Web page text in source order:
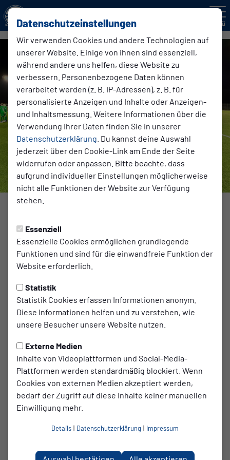
Datenschutzeinstellungen
Wir verwenden Cookies und andere Technologien auf
unserer Website. Einige von ihnen sind essenziell,
während andere uns helfen, diese Website zu
verbessern. Personenbezogene Daten können
verarbeitet werden (z. B. IP-Adressen), z. B. für
personalisierte Anzeigen und Inhalte oder Anzeigen-
und Inhaltsmessung. Weitere Informationen über die
Verwendung Ihrer Daten finden Sie in unserer
Datenschutzerklärung . Du kannst deine Auswahl
jederzeit über den Cookie-Link am Ende der Seite
widerrufen oder anpassen. Bitte beachte, dass
aufgrund individueller Einstellungen möglicherweise
nicht alle Funktionen der Website zur Verfügung
stehen.
Essenziell
Essenzielle Cookies ermöglichen grundlegende
Funktionen und sind für die einwandfreie Funktion der
Website erforderlich.
Statistik
Statistik Cookies erfassen Informationen anonym.
Diese Informationen helfen und zu verstehen, wie
unsere Besucher unsere Website nutzen.
Externe Medien
Inhalte von Videoplattformen und Social-Media-
Plattformen werden standardmäßig blockiert. Wenn
Cookies von externen Medien akzeptiert werden,
bedarf der Zugriff auf diese Inhalte keiner manuellen
Einwilligung mehr.
Details | Datenschutzerklärung | Impressum
Menü
Donnerstag, 13.03.2025 19:30 Uhr
D1: Pokalaus im
Elfmeterschießen (4:3)
Am Dienstag, 11.03. mussten wir im Pokalviertelfinale beim
klassenhöheren PSV Wesel ran. Uns war von Anfang klar,
dass dies keine leichte Aufgabe wird und wir uns über das
gesamte Spiel keine Fehler erlauben dürfen.
Die ersten 5-10 Minuten waren noch recht zerfahren,
danach kamen wir aber immer besser ins Spiel.
PSV war leicht feldüberlegen, schaffte es jedoch nicht, uns
richtig in Bedrängnis zu bringen. Im Gegenteil, die
besseren Chancen waren auf unserer Seite. Im Laufe der 1.
Halbzeit lag uns 2 mal die Führung auf dem Fuß. Kurz vor
dem Pausenpfiff bekamen wir dann einen Elfmeter gegen